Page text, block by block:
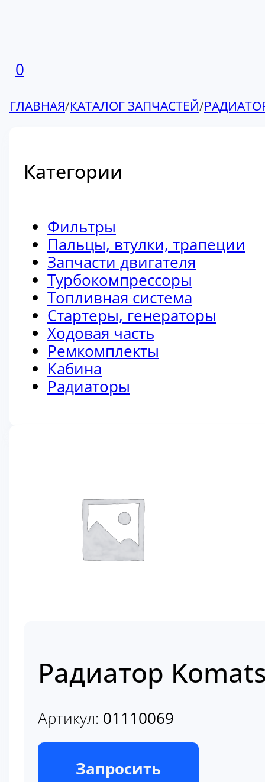
0
ГЛАВНАЯ/КАТАЛОГ ЗАПЧАСТЕЙ/
Категории
Фильтры
Пальцы, втулки, трапеции
Запчасти двигателя
Турбокомпрессоры
Топливная система
Стартеры, генераторы
Ходовая часть
Ремкомплекты
Кабина
Радиаторы
Радиатор
Артикул: 01110069
В наличии
Запросить